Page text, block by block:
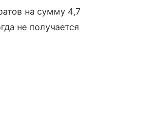
на сумму 4,7
не получается